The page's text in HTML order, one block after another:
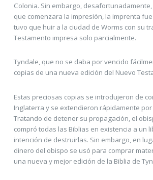
Colonia. Sin embargo,
que comenzara la impresión, la imprenta
tuvo que huir a la ciudad de Worms con su
Testamento impresa solo parcialmente.
Tyndale, que no se daba por vencido
copias de una nueva edición del Nuevo
Estas preciosas copias se introdujeron de
Inglaterra y se extendieron rápidamente
Tratando de detener su propagación, el
compró todas las Biblias en existencia a un
intención de destruirlas. Sin embargo, en
dinero del obispo se usó para comprar
una nueva y mejor edición de la Biblia de